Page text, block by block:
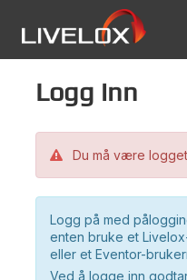
Logg inn
Du må være
Logg på med
enten bruke et
eller et Eventor-
Ved å logge inn